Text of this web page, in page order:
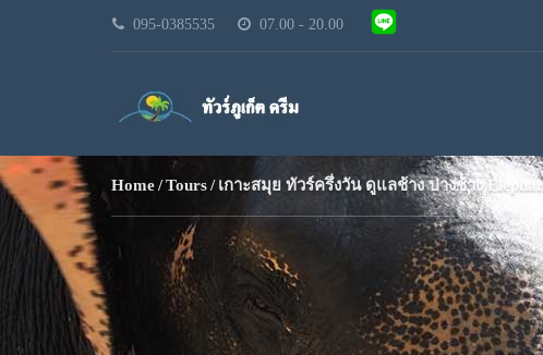
095-0385535 07.00 - 20.00
Home Tours เกาะสมุย ทัวร์ครึ่งวัน ดูแลช้าง ปางช้าง